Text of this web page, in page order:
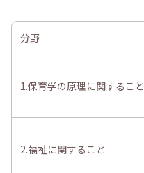
分野
1.保育学の原理に関すること
2.福祉に関すること